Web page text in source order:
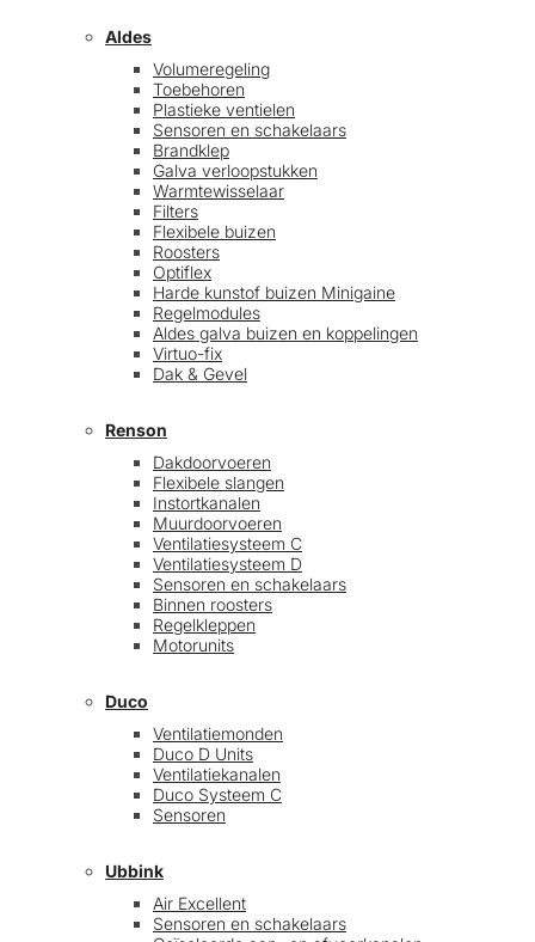
Aldes
Volumeregeling
Toebehoren
Plastieke ventielen
Sensoren en schakelaars
Brandklep
Galva verloopstukken
Warmtewisselaar
Filters
Flexibele buizen
Roosters
Optiflex
Harde kunstof buizen Minigaine
Regelmodules
Aldes galva buizen en koppelingen
Virtuo-fix
Dak & Gevel
Renson
Dakdoorvoeren
Flexibele slangen
Instortkanalen
Muurdoorvoeren
Ventilatiesysteem C
Ventilatiesysteem D
Sensoren en schakelaars
Binnen roosters
Regelkleppen
Motorunits
Duco
Ventilatiemonden
Duco D Units
Ventilatiekanalen
Duco Systeem C
Sensoren
Ubbink
Air Excellent
Sensoren en schakelaars